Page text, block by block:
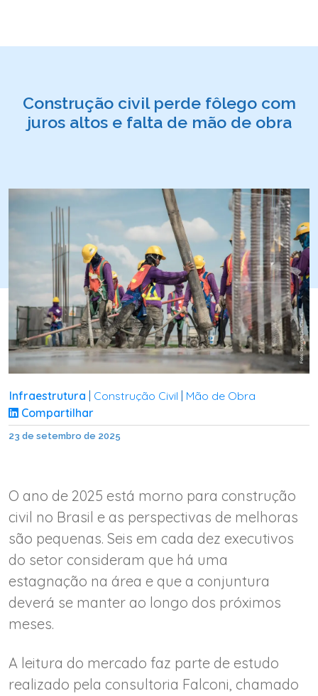
Construção civil perde fôlego com
juros altos e falta de mão de obra
Infraestrutura Construção Civil
Mão de Obra
Compartilhar
23 de setembro de 2025
O ano de 2025 está morno para construção
civil no Brasil e as perspectivas de melhoras
são pequenas. Seis em cada dez executivos
do setor consideram que há uma
estagnação na área e que a conjuntura
deverá se manter ao longo dos próximos
meses.
A leitura do mercado faz parte de estudo
realizado pela consultoria Falconi, chamado